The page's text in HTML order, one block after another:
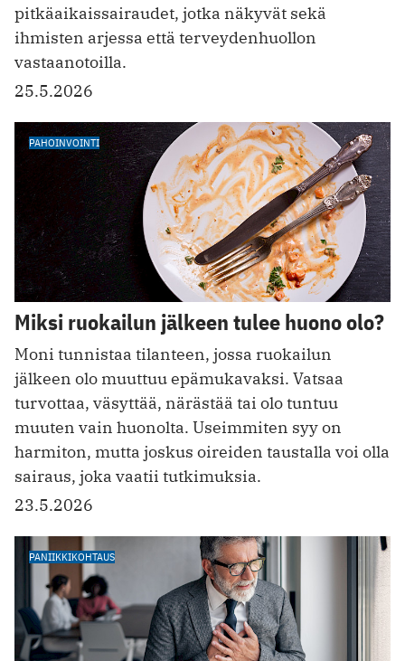
pitkäaikaissairaudet, jotka näkyvät sekä
ihmisten arjessa että terveydenhuollon
vastaanotoilla.
25.5.2026
PAHOINVOINTI
Miksi ruokailun jälkeen tulee huono olo?
Moni tunnistaa tilanteen, jossa ruokailun
jälkeen olo muuttuu epämukavaksi. Vatsaa
turvottaa, väsyttää, närästää tai olo tuntuu
muuten vain huonolta. Useimmiten syy on
harmiton, mutta joskus oireiden taustalla voi olla
sairaus, joka vaatii tutkimuksia.
23.5.2026
PANIIKKIKOHTAUS